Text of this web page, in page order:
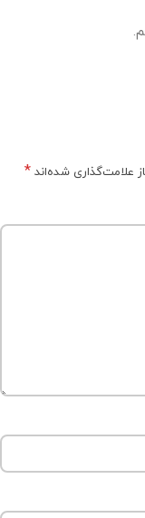
علامت‌گذاری شده‌اند *